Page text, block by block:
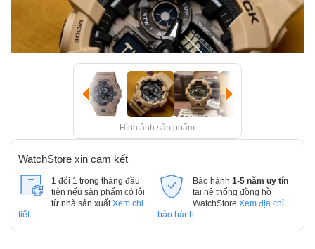
Hình ảnh sản phẩm
WatchStore xin cam kết
1 đổi 1 trong tháng đầu
tiên nếu sản phẩm có lỗi
từ nhà sản xuất. Xem chi
tiết
Bảo hành 1-5 năm uy tín
tại hệ thống đồng hồ
WatchStore Xem địa chỉ
bảo hành